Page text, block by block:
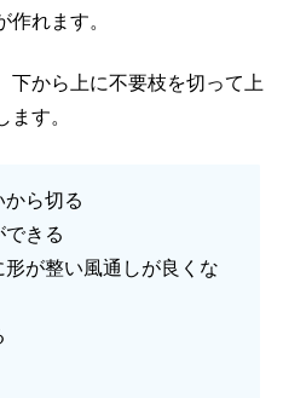
れます。
下から上に不要枝を切って上
す。
から切る
できる
形が整い風通しが良くな